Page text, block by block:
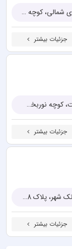
تهران، خیابان شهید مطهری، خیابان میرزای شیرازی شمالی، کوچه عرفان، پلاک 4
جزئیات بیشتر
تهران، بالاتر از میدان ولیعصر، بعد از تقاطع زرتشت، کوچه نوربخش، پلاک 27
جزئیات بیشتر
تهران، میدان انقلاب (ضلع شمال میدان)، بالای بانک شهر، پلاک 48، واحد 5
جزئیات بیشتر